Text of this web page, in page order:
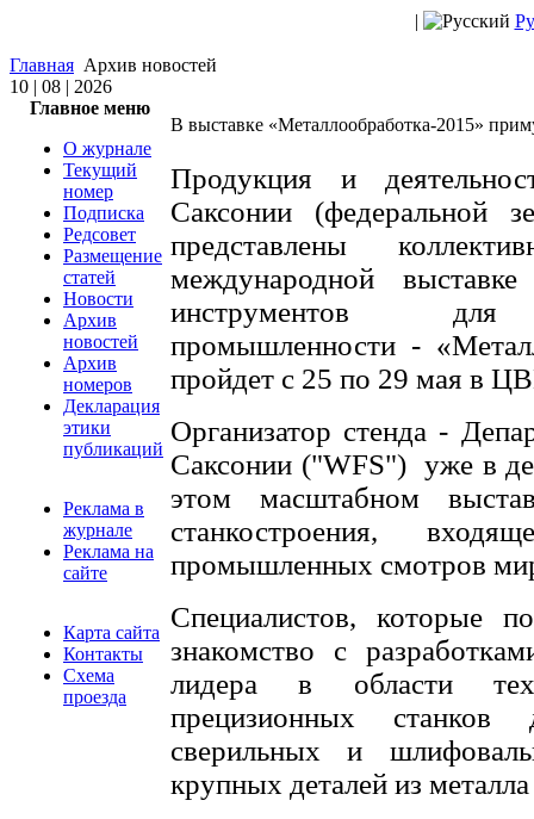
|
Главная Архив новостей
10 | 08 | 2026
Главное меню
О журнале
Текущий
номер
Подписка
Редсовет
Размещение
статей
Новости
Архив
новостей
Архив
номеров
Декларация
этики
публикаций
Реклама в
журнале
Реклама на
сайте
Карта сайта
Контакты
Схема
проезда
В выставке «Металлообработка-2015»
Продукция и
Саксонии (федеральной
представлены
международной
инструментов для
промышленности -
пройдет с 25 по 29 мая в
Организатор стенда -
Саксонии ("WFS") уже в
этом масштабном
станкостроения,
промышленных смотров
Специалистов, которые
знакомство с
лидера в области
прецизионных
сверильных и
крупных деталей из